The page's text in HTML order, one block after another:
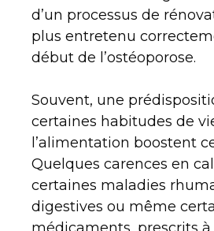
d’un processus de
plus entretenu
début de l’ostéoporose.
Souvent, une
certaines habitudes de
l’alimentation boostent
Quelques carences en
certaines maladies
digestives ou même